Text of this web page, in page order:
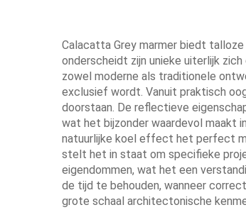
Calacatta Grey marmer biedt
onderscheidt zijn unieke uiterlijk
zowel moderne als traditionele
exclusief wordt. Vanuit praktisch
doorstaan. De reflectieve
wat het bijzonder waardevol maakt
natuurlijke koel effect het perfect
stelt het in staat om specifieke
eigendommen, wat het een
de tijd te behouden, wanneer
grote schaal architectonische